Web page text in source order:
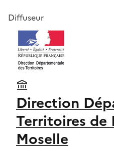
Diffuseur
Direction
Territoires de
Moselle